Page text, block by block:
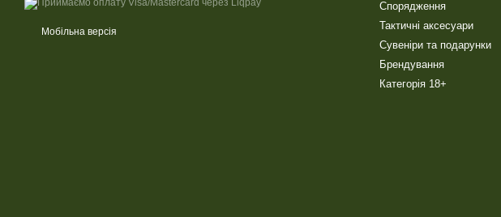
Мобільна версія
Спорядження
Тактичні аксесуари
Сувеніри та подарунки
Брендування
Категорія 18+